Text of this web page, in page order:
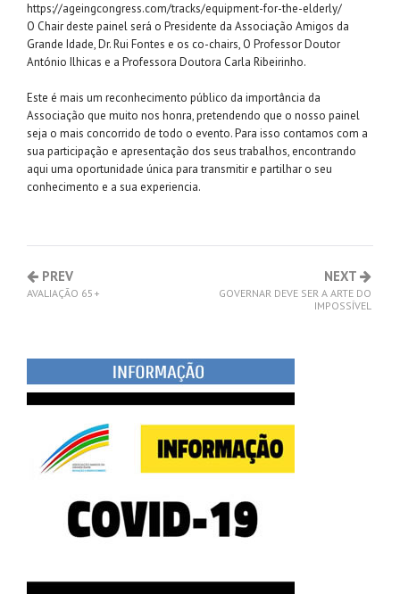
https://ageingcongress.com/tracks/equipment-for-the-elderly/
O Chair deste painel será o Presidente da Associação Amigos da
Grande Idade, Dr. Rui Fontes e os co-chairs, O Professor Doutor
António Ilhicas e a Professora Doutora Carla Ribeirinho.
Este é mais um reconhecimento público da importância da
Associação que muito nos honra, pretendendo que o nosso painel
seja o mais concorrido de todo o evento. Para isso contamos com a
sua participação e apresentação dos seus trabalhos, encontrando
aqui uma oportunidade única para transmitir e partilhar o seu
conhecimento e a sua experiencia.
PREV
AVALIAÇÃO 65+
NEXT
GOVERNAR DEVE SER A ARTE DO
IMPOSSÍVEL